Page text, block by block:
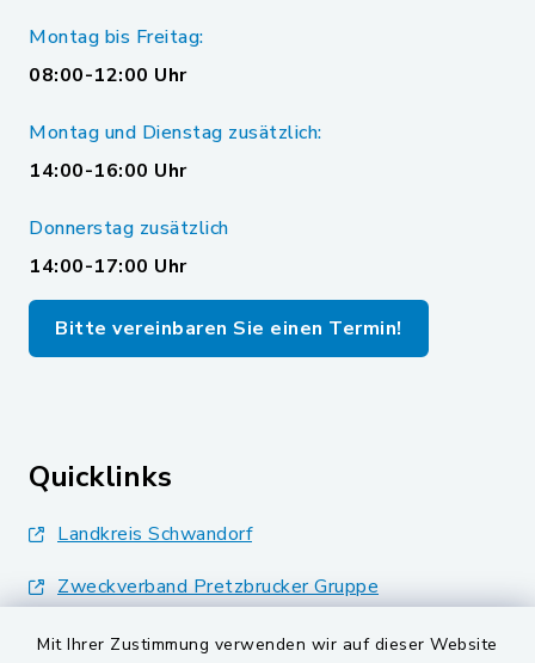
Mit Ihrer Zustimmung verwenden wir auf dieser Website
Montag bis Freitag:
08:00-12:00 Uhr
Montag und Dienstag zusätzlich:
14:00-16:00 Uhr
Donnerstag zusätzlich
14:00-17:00 Uhr
Bitte vereinbaren Sie einen Termin!
Quicklinks
Landkreis Schwandorf
Zweckverband Pretzbrucker Gruppe
BayernPortal